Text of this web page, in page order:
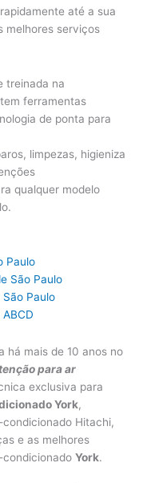
até a sua
melhores serviços
treinada na
ferramentas
de ponta para
limpezas, higieniza
qualquer modelo
Paulo
São Paulo
Paulo
há mais de 10 anos no
para ar
exclusiva para
York,
Hitachi,
e as melhores
condicionadoYork.